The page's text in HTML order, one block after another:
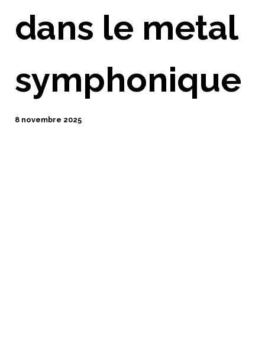
dans le metal
symphonique
8 novembre 2025